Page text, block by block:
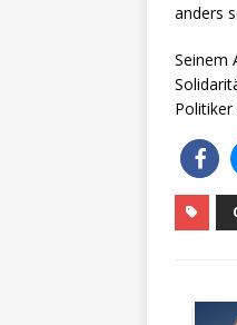
anders
Seinem